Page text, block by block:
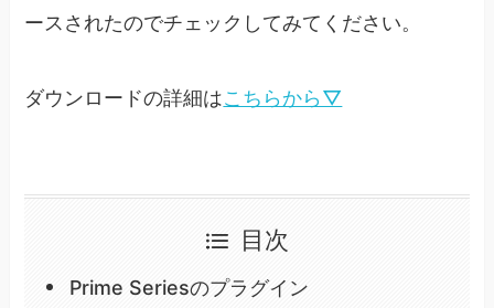
ースされたのでチェックしてみてください。
ダウンロードの詳細はこちらから▽
目次
Prime Seriesのプラグイン